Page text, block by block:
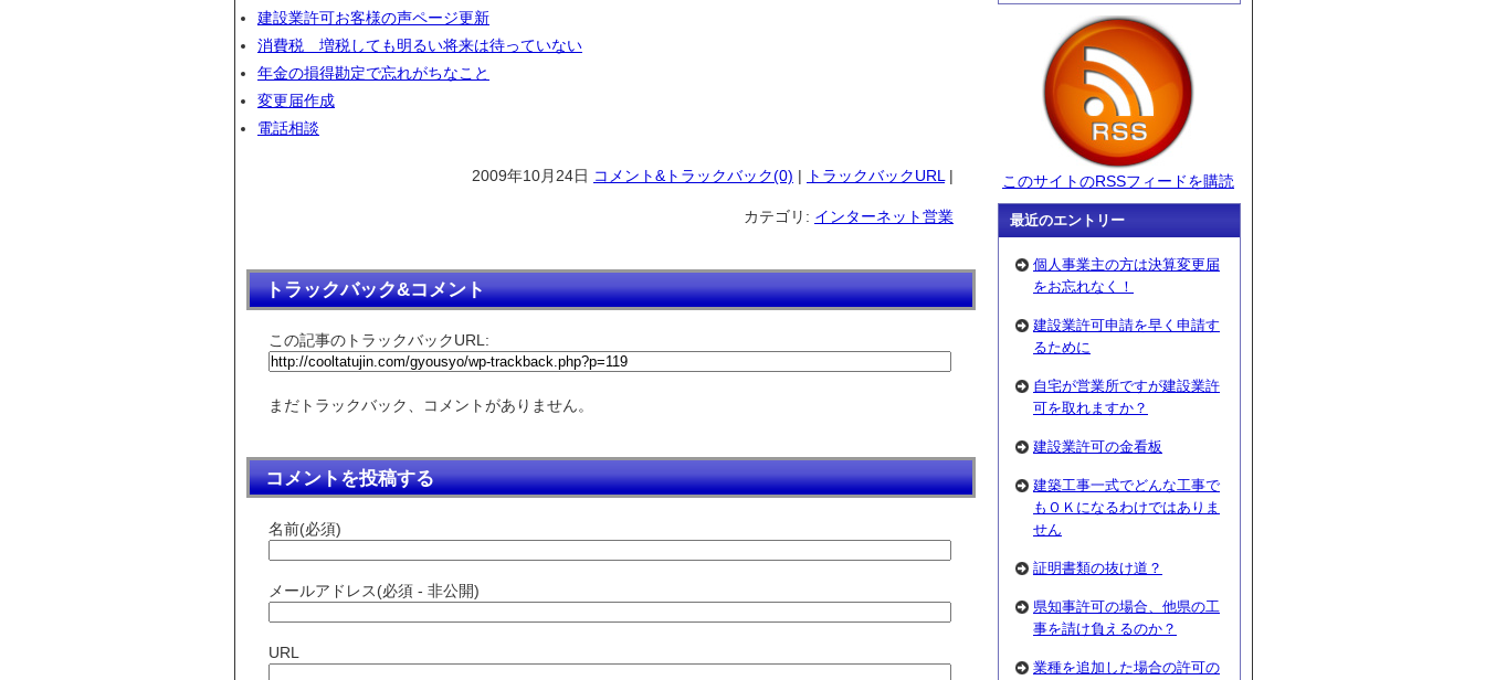
建設業許可お客様の声ページ更新
消費税 増税しても明るい将来は待っていない
年金の損得勘定で忘れがちなこと
変更届作成
電話相談
2009年10月24日 コメント&トラックバック(0) | トラックバックURL |
カテゴリ: インターネット営業
トラックバック&コメント
この記事のトラックバックURL:
まだトラックバック、コメントがありません。
コメントを投稿する
名前(必須)
メールアドレス(必須 - 非公開)
URL
このサイトのRSSフィードを購読
最近のエントリー
個人事業主の方は決算変更届
をお忘れなく！
建設業許可申請を早く申請す
るために
自宅が営業所ですが建設業許
可を取れますか？
建設業許可の金看板
建築工事一式でどんな工事で
もＯＫになるわけではありま
せん
証明書類の抜け道？
県知事許可の場合、他県の工
事を請け負えるのか？
業種を追加した場合の許可の